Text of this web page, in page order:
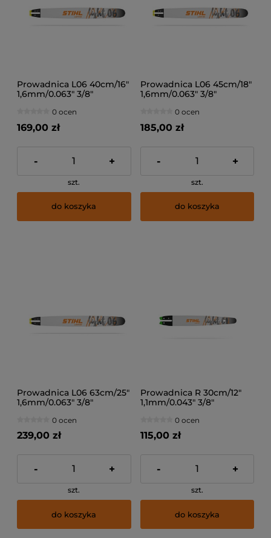
Prowadnica L06 40cm/16"
1,6mm/0.063" 3/8"
0 ocen
169,00 zł
- +
szt.
do koszyka
Prowadnica L06 45cm/18"
1,6mm/0.063" 3/8"
0 ocen
185,00 zł
- +
szt.
do koszyka
Prowadnica L06 63cm/25"
1,6mm/0.063" 3/8"
0 ocen
239,00 zł
- +
szt.
do koszyka
Prowadnica R 30cm/12"
1,1mm/0.043" 3/8"
0 ocen
115,00 zł
- +
szt.
do koszyka